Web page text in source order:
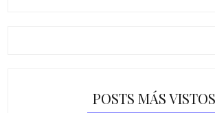
POSTS MÁS VISTOS